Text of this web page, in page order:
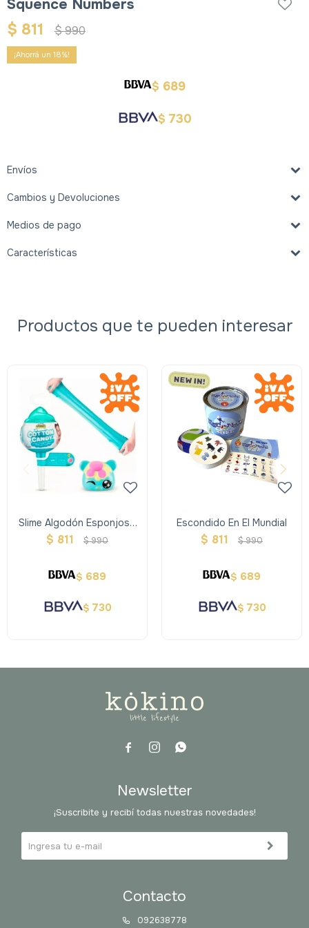
Squence Numbers
$ 811 $990
18
$ 689
$ 730
Envíos
Cambios y Devoluciones
Medios de pago
Características
Productos que te pueden interesar
Slime Algodón Esponjoso
Chupetin Grande - Oosh
$ 811 $990
$ 689
$ 730
Escondido En El Mundial
$ 811 $990
$ 689
$ 730
  
Contacto
092638778
Newsletter
¡Suscribite y recibí todas nuestras novedades!